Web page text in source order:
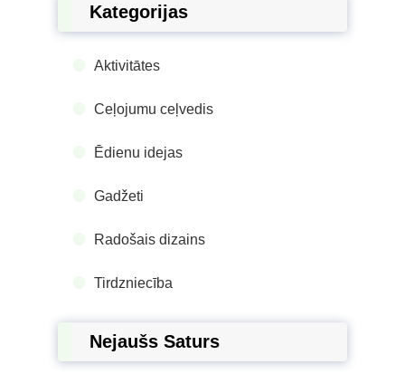
Kategorijas
Aktivitātes
Ceļojumu ceļvedis
Ēdienu idejas
Gadžeti
Radošais dizains
Tirdzniecība
Nejaušs Saturs